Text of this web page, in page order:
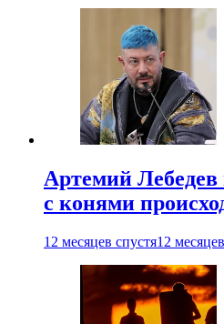
Артемий
с конями
12 месяцев спустя12